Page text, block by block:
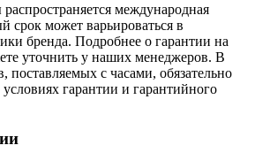
международная
срок может варьироваться в
бренда. Подробнее о гарантии на
уточнить у наших менеджеров. В
поставляемых с часами, обязательно
гарантии и гарантийного